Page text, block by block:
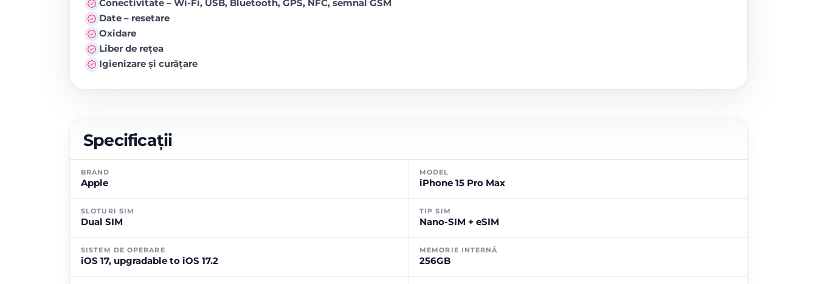
Conectivitate – Wi-Fi, USB, Bluetooth, GPS, NFC, semnal GSM
Date – resetare
Oxidare
Liber de rețea
Igienizare și curățare
Specificații
BRAND
Apple
MODEL
iPhone 15 Pro Max
SLOTURI SIM
Dual SIM
TIP SIM
Nano-SIM + eSIM
SISTEM DE OPERARE
iOS 17, upgradable to iOS 17.2
MEMORIE INTERNĂ
256GB